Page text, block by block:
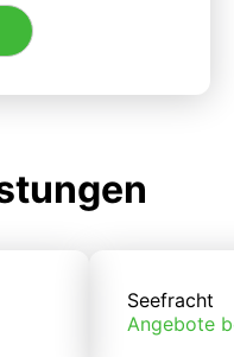
Seefracht
Angebote